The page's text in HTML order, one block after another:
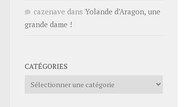
cazenave dans Yolande d’Aragon, une
grande dame !
CATÉGORIES
Catégories